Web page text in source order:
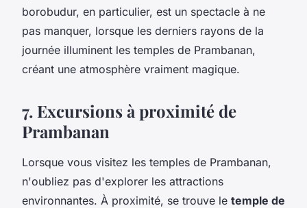
borobudur, en particulier, est un spectacle à ne
pas manquer, lorsque les derniers rayons de la
journée illuminent les temples de Prambanan,
créant une atmosphère vraiment magique.
7. Excursions à proximité de
Prambanan
Lorsque vous visitez les temples de Prambanan,
n'oubliez pas d'explorer les attractions
environnantes. À proximité, se trouve le temple de